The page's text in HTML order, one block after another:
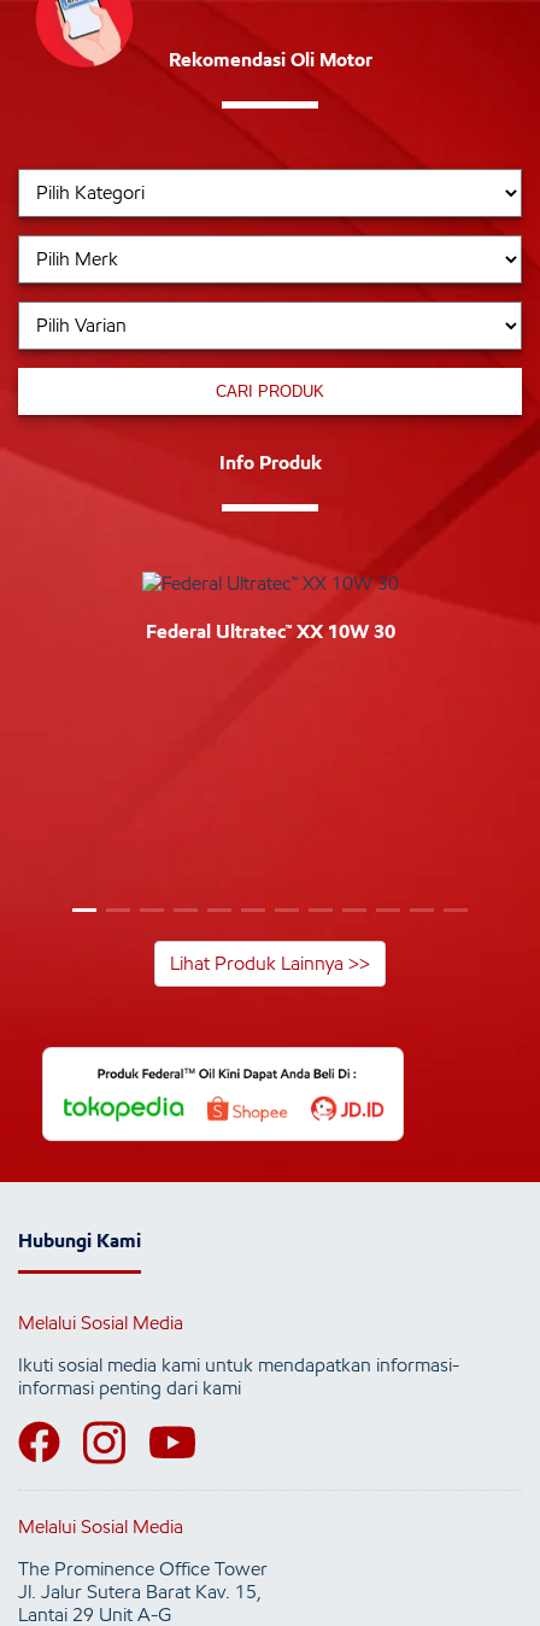
Rekomendasi Oli Motor
CARI PRODUK
Info Produk
Federal Ultratec™ XX 10W 30
Lihat Produk Lainnya >>
Hubungi Kami
Melalui Sosial Media
Ikuti sosial media kami untuk mendapatkan informasi-
informasi penting dari kami
Melalui Sosial Media
The Prominence Office Tower
Jl. Jalur Sutera Barat Kav. 15,
Lantai 29 Unit A-G